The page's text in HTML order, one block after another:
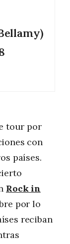
tour por
con
países.
Rock in
por lo
reciban